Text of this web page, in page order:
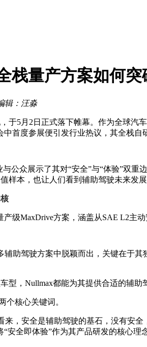
栈量产方案如何突
辑：汪淼
于5月2日正式落下帷幕。作为全球
中首度参展便引发行业热议，其全栈
公众展示了其对“安全”与“体验”双
样本，也让人们看到辅助驾驶未来发展
级MaxDrive方案，涵盖从SAE L2主
辅助驾驶方案中脱颖而出，关键在于
型，Nullmax都能为其提供合适的辅
个核心关键词。
来，安全是辅助驾驶的基石，没有安
安全即体验”作为其产品研发的核心